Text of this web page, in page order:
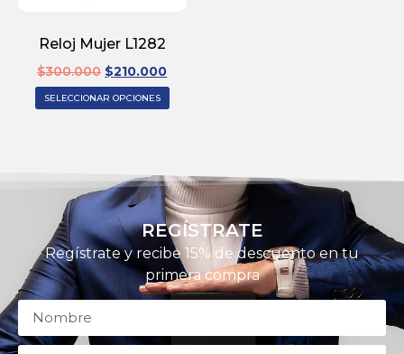
Reloj Mujer L1282
$300.000 $210.000
SELECCIONAR OPCIONES
REGÍSTRATE
Regístrate y recibe 15% de descuento en tu
primera compra